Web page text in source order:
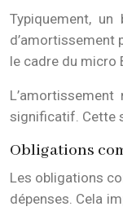
Typiquement,
d’amortissement
le cadre du micro
significatif. Cette
Obligations
Les obligations
dépenses. Cela